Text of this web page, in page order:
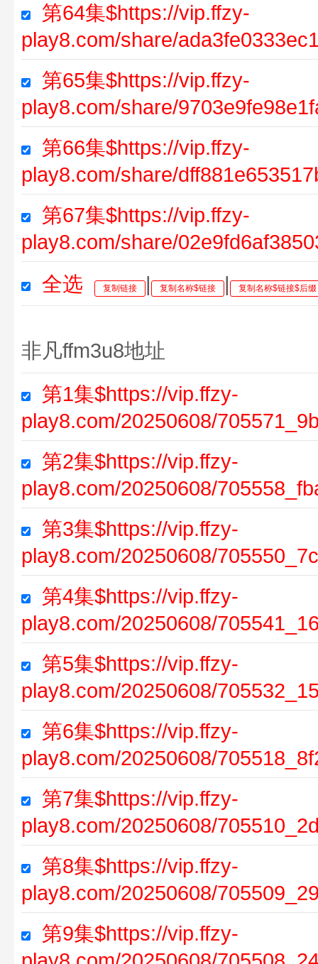
第64集$https://vip.ffzy-
play8.com/share/
第65集$https://vip.ffzy-
play8.com/share/
第66集$https://vip.ffzy-
play8.com/share/
第67集$https://vip.ffzy-
play8.com/share/
全选
复制链接 | 复制名称$链接 | 复制名称$链接$后缀
非凡ffm3u8地址
第1集$https://vip.ffzy-
play8.com/20250608/
第2集$https://vip.ffzy-
play8.com/20250608/
第3集$https://vip.ffzy-
play8.com/20250608/
第4集$https://vip.ffzy-
play8.com/20250608/
第5集$https://vip.ffzy-
play8.com/20250608/
第6集$https://vip.ffzy-
play8.com/20250608/
第7集$https://vip.ffzy-
play8.com/20250608/
第8集$https://vip.ffzy-
play8.com/20250608/
第9集$https://vip.ffzy-